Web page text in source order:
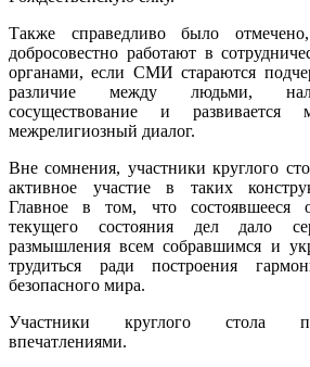
Также справедливо было
добросовестно работают в
органами, если СМИ стараются
различие между людьми,
сосуществование и развивается
межрелигиозный диалог.
Вне сомнения, участники круглого
активное участие в таких
Главное в том, что состоявшееся
текущего состояния дел дало
размышления всем собравшимся и
трудиться ради построения
безопасного мира.
Участники круглого стола
впечатлениями.